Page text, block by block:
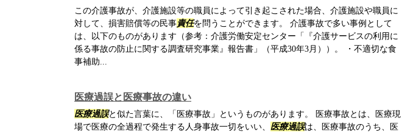
この介護事故が、介護施設等の職員によって引き起こされた場合、介護施設や職員に
対して、損害賠償等の民事責任を問うことができます。 介護事故で多い事例として
は、以下のものがあります（参考：介護労働安定センター「『介護サービスの利用に
係る事故の防止に関する調査研究事業』報告書」（平成30年3月））。 ・不適切な食
事補助...
医療過誤と医療事故の違い
医療過誤と似た言葉に、「医療事故」というものがあります。 医療事故とは、医療現
場で医療の全過程で発生する人身事故一切をいい、 医療過誤は、医療事故のうち、医